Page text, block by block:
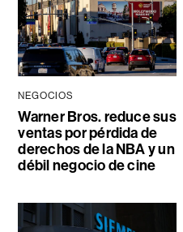
NEGOCIOS
Warner Bros. reduce sus
ventas por pérdida de
derechos de la NBA y un
débil negocio de cine